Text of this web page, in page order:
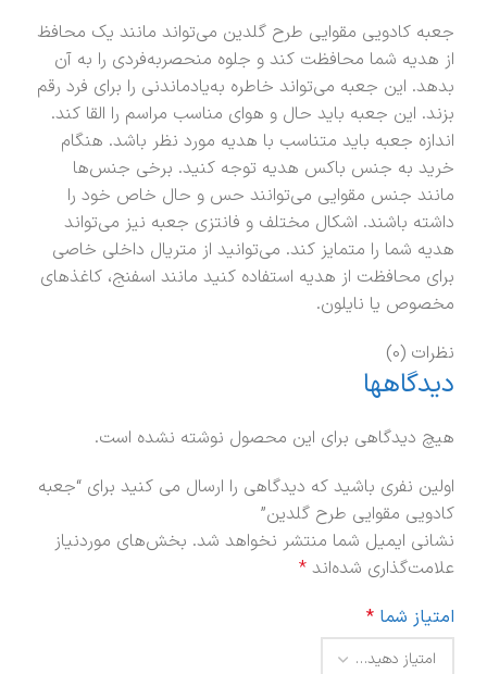
جعبه کادویی مقوایی طرح گلدین می‌تواند مانند یک محافظ
از هدیه شما محافظت کند و جلوه منحصربه‌فردی را به آن
بدهد. این جعبه می‌تواند خاطره به‌یادماندنی را برای فرد رقم
بزند. این جعبه باید حال‌ و هوای مناسب مراسم را القا کند.
اندازه جعبه باید متناسب با هدیه مورد نظر باشد. هنگام
خرید به جنس باکس هدیه توجه کنید. برخی جنس‌ها
مانند جنس مقوایی می‌توانند حس و حال خاص خود را
داشته باشند. اشکال مختلف و فانتزی جعبه نیز می‌تواند
هدیه شما را متمایز کند. می‌توانید از متریال داخلی خاصی
برای محافظت از هدیه استفاده کنید مانند اسفنج، کاغذهای
مخصوص یا نایلون.
نظرات (0)
دیدگاهها
هیچ دیدگاهی برای این محصول نوشته نشده است.
اولین نفری باشید که دیدگاهی را ارسال می کنید برای “جعبه
کادویی مقوایی طرح گلدین”
نشانی ایمیل شما منتشر نخواهد شد. بخش‌های موردنیاز
علامت‌گذاری شده‌اند *
امتیاز شما *